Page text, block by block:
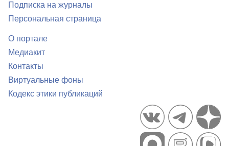
Подписка на журналы
Персональная страница
О портале
Медиакит
Контакты
Виртуальные фоны
Кодекс этики публикаций